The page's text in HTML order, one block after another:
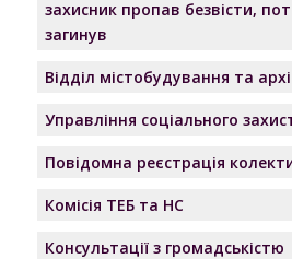
захисник пропав безвісти,
загинув
Відділ містобудування та
Управління соціального
Повідомна реєстрація
Комісія ТЕБ та НС
Консультації з громадськістю